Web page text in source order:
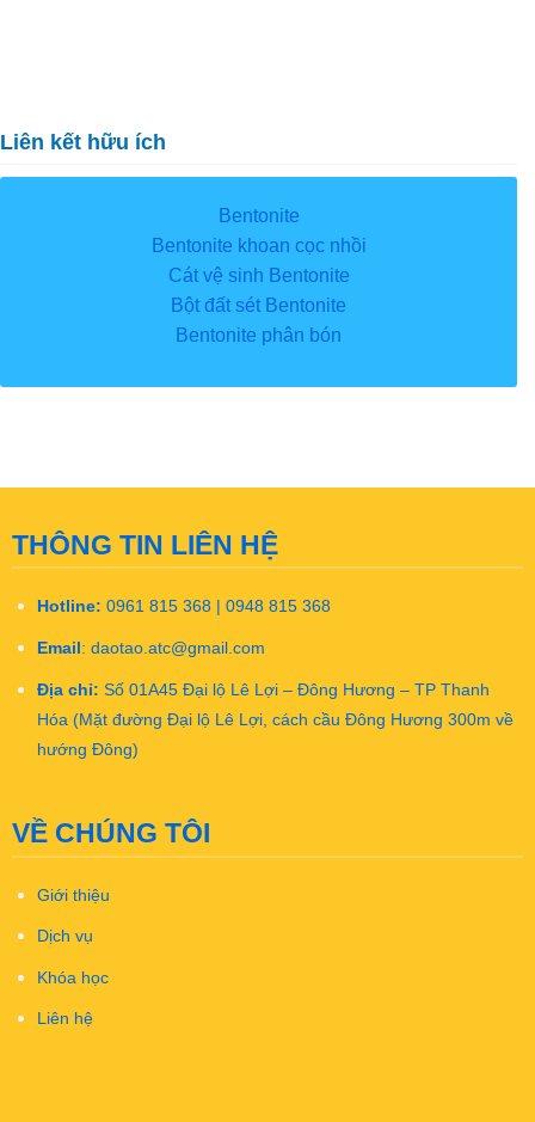
Liên kết hữu ích
Bentonite
Bentonite khoan cọc nhồi
Cát vệ sinh Bentonite
Bột đất sét Bentonite
Bentonite phân bón
THÔNG TIN LIÊN HỆ
Hotline: 0961 815 368 | 0948 815 368
Email : daotao.atc@gmail.com
Địa chỉ: Số 01A45 Đại lộ Lê Lợi – Đông Hương – TP Thanh
Hóa (Mặt đường Đại lộ Lê Lợi, cách cầu Đông Hương 300m về
hướng Đông)
VỀ CHÚNG TÔI
Giới thiệu
Dịch vụ
Khóa học
Liên hệ